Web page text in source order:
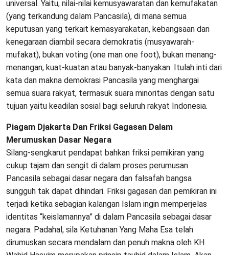
universal. Yaitu, nilai-nilai kemusyawaratan dan kemufakatan
(yang terkandung dalam Pancasila), di mana semua
keputusan yang terkait kemasyarakatan, kebangsaan dan
kenegaraan diambil secara demokratis (musyawarah-
mufakat), bukan voting (one man one foot), bukan menang-
menangan, kuat-kuatan atau banyak-banyakan. Itulah inti dari
kata dan makna demokrasi Pancasila yang menghargai
semua suara rakyat, termasuk suara minoritas dengan satu
tujuan yaitu keadilan sosial bagi seluruh rakyat Indonesia.
Piagam Djakarta Dan Friksi Gagasan Dalam
Merumuskan Dasar Negara
Silang-sengkarut pendapat bahkan friksi pemikiran yang
cukup tajam dan sengit di dalam proses perumusan
Pancasila sebagai dasar negara dan falsafah bangsa
sungguh tak dapat dihindari. Friksi gagasan dan pemikiran ini
terjadi ketika sebagian kalangan Islam ingin memperjelas
identitas “keislamannya” di dalam Pancasila sebagai dasar
negara. Padahal, sila Ketuhanan Yang Maha Esa telah
dirumuskan secara mendalam dan penuh makna oleh KH